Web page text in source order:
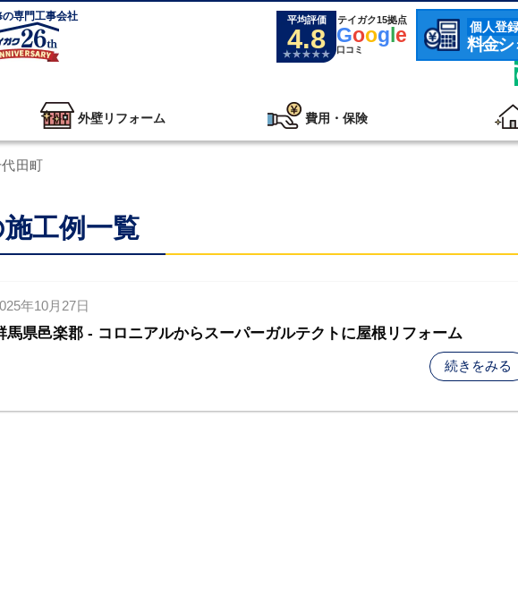
専門工事会社 平均評価
4.8
テイガク15拠点
Google
口コミ
個人登
料金シ
外壁リフォーム 費用・保険
田町
工例一覧
年10月27日
馬県邑楽郡 - コロニアルからスーパーガルテクトに屋根リフォーム
続きをみる